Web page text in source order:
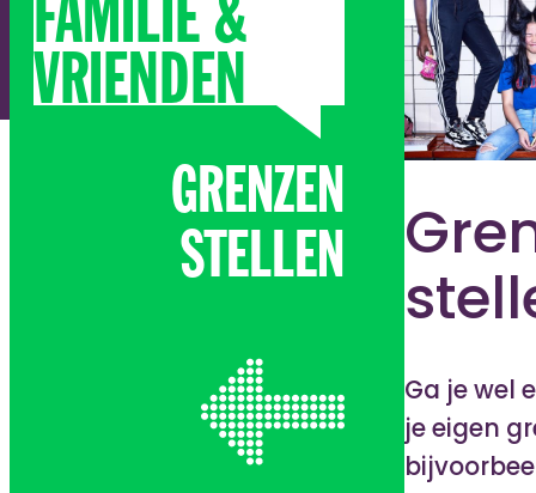
FAMILIE &
VRIENDEN
GRENZEN
STELLEN
Ga je wel
je eigen